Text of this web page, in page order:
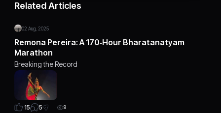
Related Articles
02 Aug, 2025
Remona Pereira: A 170‑Hour Bharatanatyam
Marathon
Breaking the Record
15 5 9